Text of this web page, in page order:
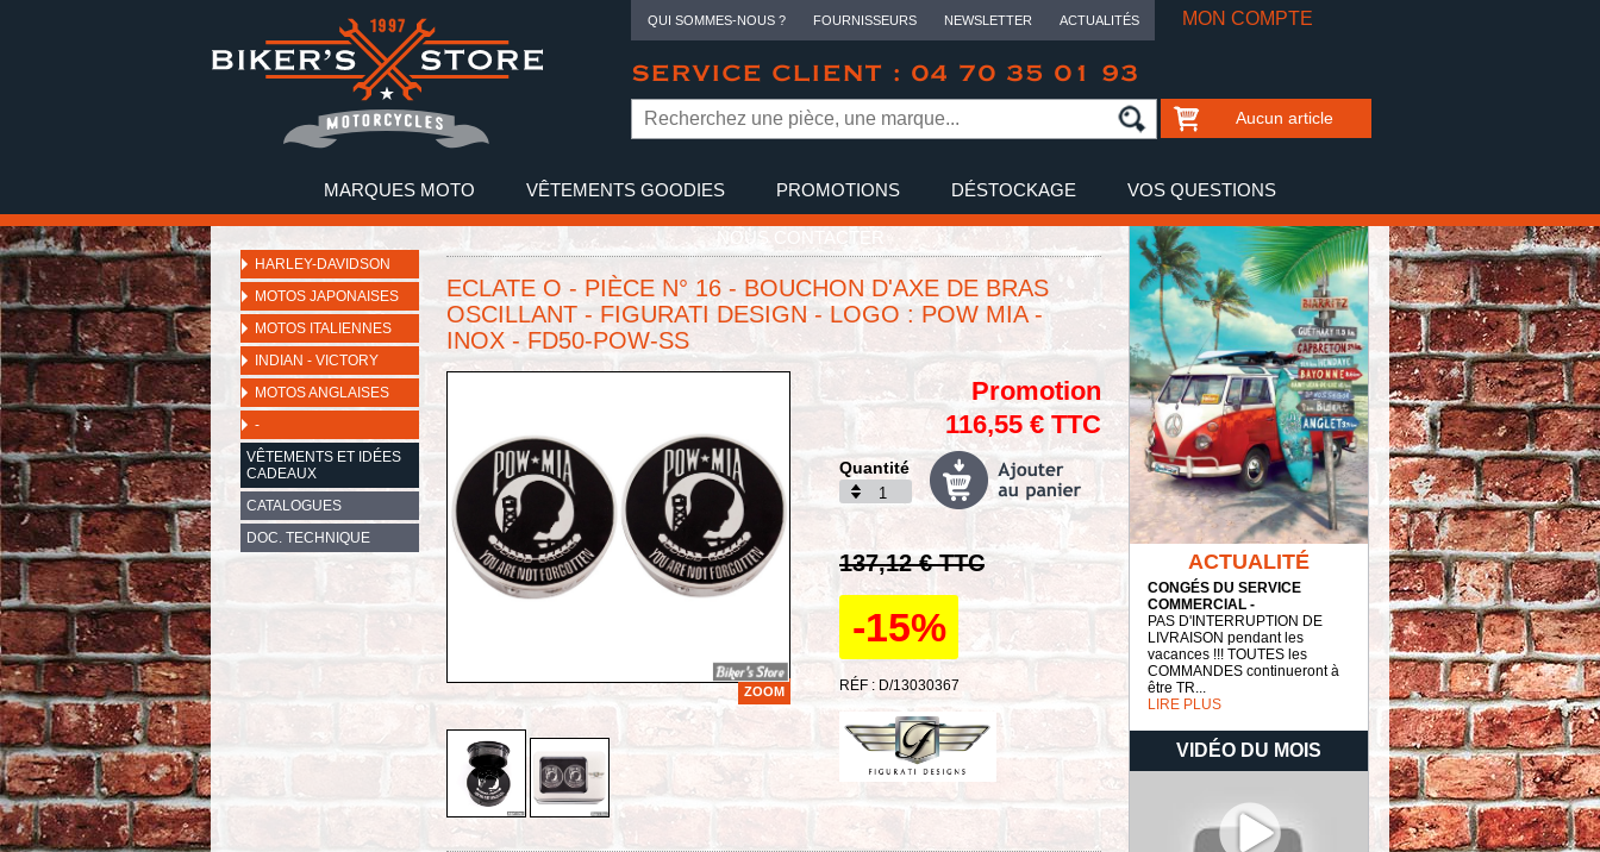
QUI SOMMES-NOUS ? FOURNISSEURS NEWSLETTER ACTUALITÉS MON COMPTE
SERVICE CLIENT : 04 70 35 01 93
Aucun article
MARQUES MOTO VÊTEMENTS GOODIES PROMOTIONS DÉSTOCKAGE VOS QUESTIONS
NOUS CONTACTER
HARLEY-DAVIDSON
MOTOS JAPONAISES
MOTOS ITALIENNES
INDIAN - VICTORY
MOTOS ANGLAISES
-
VÊTEMENTS ET IDÉES
CADEAUX
CATALOGUES
DOC. TECHNIQUE
ECLATE O - PIÈCE N° 16 - BOUCHON D'AXE DE BRAS
OSCILLANT - FIGURATI DESIGN - LOGO : POW MIA -
INOX - FD50-POW-SS
ZOOM
Promotion
116,55 € TTC
Quantité
137,12 € TTC
-15%
RÉF : D/13030367
ACTUALITÉ
CONGÉS DU SERVICE
COMMERCIAL -
PAS D'INTERRUPTION DE
LIVRAISON pendant les
vacances !!! TOUTES les
COMMANDES continueront à
être TR...
LIRE PLUS
VIDÉO DU MOIS